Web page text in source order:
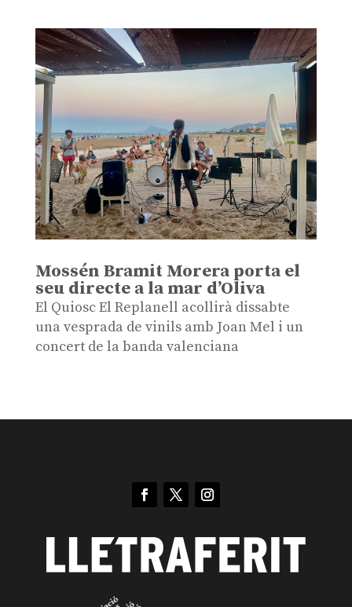
Mossén Bramit Morera porta el
seu directe a la mar d’Oliva
El Quiosc El Replanell acollirà dissabte
una vesprada de vinils amb Joan Mel i un
concert de la banda valenciana